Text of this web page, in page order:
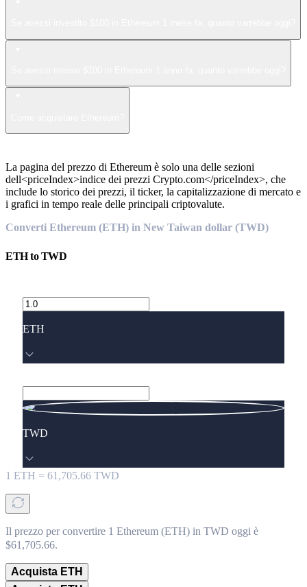
La pagina del prezzo di Ethereum è solo una delle sezioni
dell<priceIndex>indice dei prezzi Crypto.com</priceIndex>, che
include lo storico dei prezzi, il ticker, la capitalizzazione di mercato e
i grafici in tempo reale delle principali criptovalute.
Converti Ethereum (ETH) in New Taiwan dollar (TWD)
ETHtoTWD
ETH
TWD
1 ETH = 61,705.66 TWD
Il prezzo per convertire 1 Ethereum (ETH) in TWD oggi è
$61,705.66.
Acquista ETH